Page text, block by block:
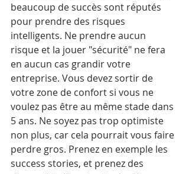
beaucoup de succès sont réputés
pour prendre des risques
intelligents. Ne prendre aucun
risque et la jouer "sécurité" ne fera
en aucun cas grandir votre
entreprise. Vous devez sortir de
votre zone de confort si vous ne
voulez pas être au même stade dans
5 ans. Ne soyez pas trop optimiste
non plus, car cela pourrait vous faire
perdre gros. Prenez en exemple les
success stories, et prenez des